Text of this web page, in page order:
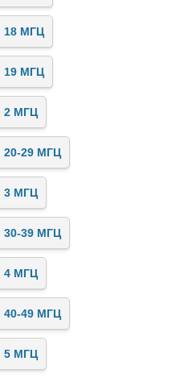
МГЦ
МГЦ
МГЦ
29 МГЦ
МГЦ
39 МГЦ
МГЦ
49 МГЦ
МГЦ